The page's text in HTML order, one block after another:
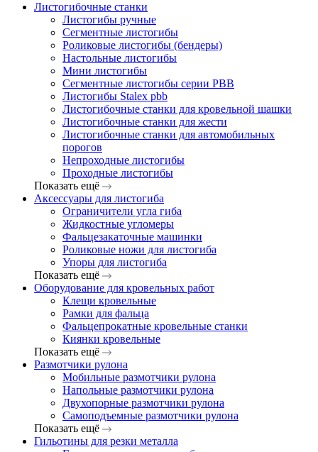
Листогибочные станки
Листогибы ручные
Сегментные листогибы
Роликовые листогибы (бендеры)
Настольные листогибы
Мини листогибы
Сегментные листогибы серии PBB
Листогибы Stalex pbb
Листогибочные станки для кровельной шашки
Листогибочные станки для жести
Листогибочные станки для автомобильных
порогов
Непроходные листогибы
Проходные листогибы
Показать ещё
Аксессуары для листогиба
Ограничители угла гиба
Жидкостные угломеры
Фальцезакаточные машинки
Роликовые ножи для листогиба
Упоры для листогиба
Показать ещё
Оборудование для кровельных работ
Клещи кровельные
Рамки для фальца
Фальцепрокатные кровельные станки
Киянки кровельные
Показать ещё
Размотчики рулона
Мобильные размотчики рулона
Напольные размотчики рулона
Двухопорные размотчики рулона
Самоподъемные размотчики рулона
Показать ещё
Гильотины для резки металла